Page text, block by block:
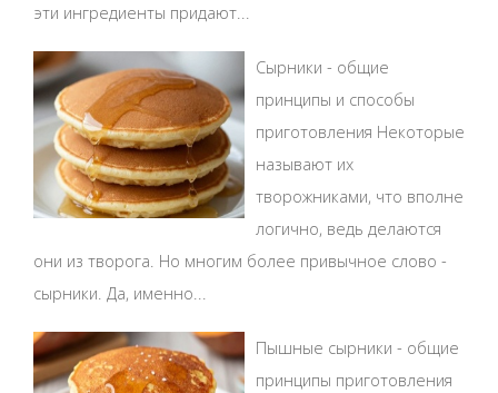
эти ингредиенты придают...
Сырники - общие
принципы и способы
приготовления Некоторые
называют их
творожниками, что вполне
логично, ведь делаются
они из творога. Но многим более привычное слово -
сырники. Да, именно...
Пышные сырники - общие
принципы приготовления